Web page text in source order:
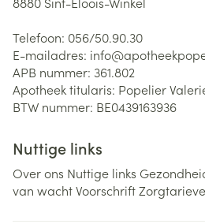
Telefoon: 056/50.90.30
E-mailadres: info@
APB nummer: 361.802
Apotheek titularis: Popelier
BTW nummer: BE0439163936
Nuttige links
Over ons Nuttige links
van wachtVoorschrift